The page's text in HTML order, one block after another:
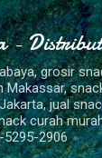
-
grosir
jual
curah
5295-2906